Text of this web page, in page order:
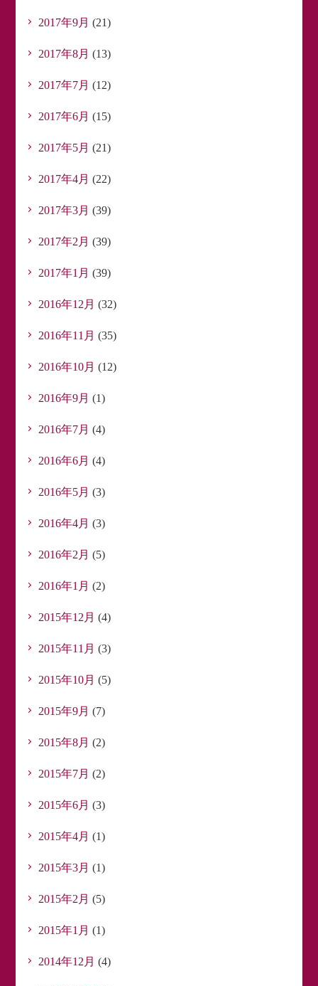
2017年9月 (21)
2017年8月 (13)
2017年7月 (12)
2017年6月 (15)
2017年5月 (21)
2017年4月 (22)
2017年3月 (39)
2017年2月 (39)
2017年1月 (39)
2016年12月 (32)
2016年11月 (35)
2016年10月 (12)
2016年9月 (1)
2016年7月 (4)
2016年6月 (4)
2016年5月 (3)
2016年4月 (3)
2016年2月 (5)
2016年1月 (2)
2015年12月 (4)
2015年11月 (3)
2015年10月 (5)
2015年9月 (7)
2015年8月 (2)
2015年7月 (2)
2015年6月 (3)
2015年4月 (1)
2015年3月 (1)
2015年2月 (5)
2015年1月 (1)
2014年12月 (4)